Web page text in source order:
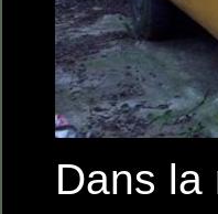
Dans